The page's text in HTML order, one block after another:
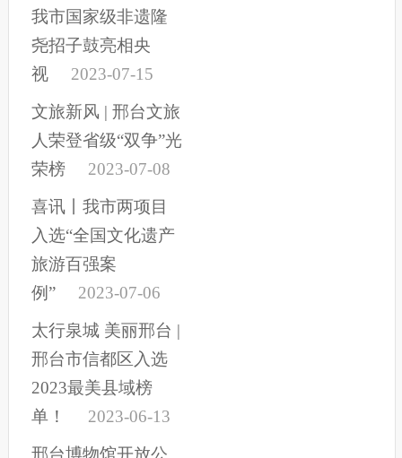
我市国家级非遗隆
尧招子鼓亮相央
视
2023-07-15
文旅新风 | 邢台文旅
人荣登省级“双争”光
荣榜
2023-07-08
喜讯丨我市两项目
入选“全国文化遗产
旅游百强案
例”
2023-07-06
太行泉城 美丽邢台 |
邢台市信都区入选
2023最美县域榜
单！
2023-06-13
邢台博物馆开放公